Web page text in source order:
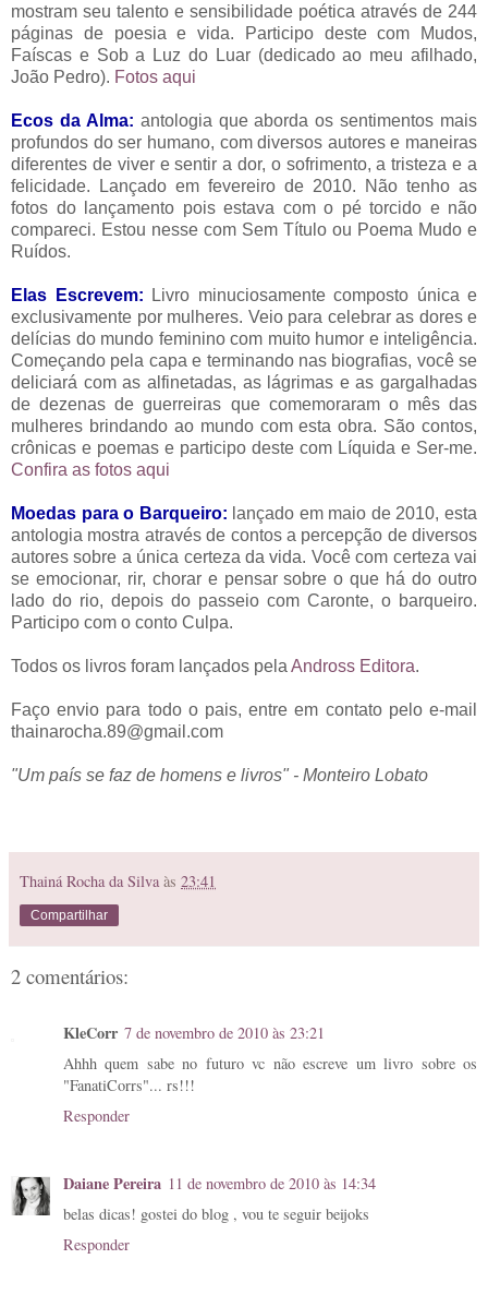
mostram seu talento e sensibilidade poética através de 244
páginas de poesia e vida. Participo deste com Mudos,
Faíscas e Sob a Luz do Luar (dedicado ao meu afilhado,
João Pedro). Fotos aqui
Ecos da Alma: antologia que aborda os sentimentos mais
profundos do ser humano, com diversos autores e maneiras
diferentes de viver e sentir a dor, o sofrimento, a tristeza e a
felicidade. Lançado em fevereiro de 2010. Não tenho as
fotos do lançamento pois estava com o pé torcido e não
compareci. Estou nesse com Sem Título ou Poema Mudo e
Ruídos.
Elas Escrevem: Livro minuciosamente composto única e
exclusivamente por mulheres. Veio para celebrar as dores e
delícias do mundo feminino com muito humor e inteligência.
Começando pela capa e terminando nas biografias, você se
deliciará com as alfinetadas, as lágrimas e as gargalhadas
de dezenas de guerreiras que comemoraram o mês das
mulheres brindando ao mundo com esta obra. São contos,
crônicas e poemas e participo deste com Líquida e Ser-me.
Confira as fotos aqui
Moedas para o Barqueiro: lançado em maio de 2010, esta
antologia mostra através de contos a percepção de diversos
autores sobre a única certeza da vida. Você com certeza vai
se emocionar, rir, chorar e pensar sobre o que há do outro
lado do rio, depois do passeio com Caronte, o barqueiro.
Participo com o conto Culpa.
Todos os livros foram lançados pela Andross Editora.
Faço envio para todo o pais, entre em contato pelo e-mail
thainarocha.89@gmail.com
"Um país se faz de homens e livros" - Monteiro Lobato
Thainá Rocha da Silva às 23:41
Compartilhar
2 comentários:
KleCorr 7 de novembro de 2010 às 23:21
Ahhh quem sabe no futuro vc não escreve um livro sobre os
"FanatiCorrs"... rs!!!
Responder
Daiane Pereira 11 de novembro de 2010 às 14:34
belas dicas! gostei do blog , vou te seguir beijoks
Responder